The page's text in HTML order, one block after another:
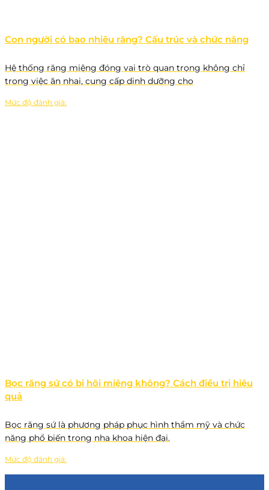
Con người có bao nhiêu răng? Cấu trúc và chức năng
Hệ thống răng miệng đóng vai trò quan trọng không chỉ
trong việc ăn nhai, cung cấp dinh dưỡng cho
Mức độ đánh giá:
Bọc răng sứ có bị hôi miệng không? Cách điều trị hiệu
quả
Bọc răng sứ là phương pháp phục hình thẩm mỹ và chức
năng phổ biến trong nha khoa hiện đại.
Mức độ đánh giá: